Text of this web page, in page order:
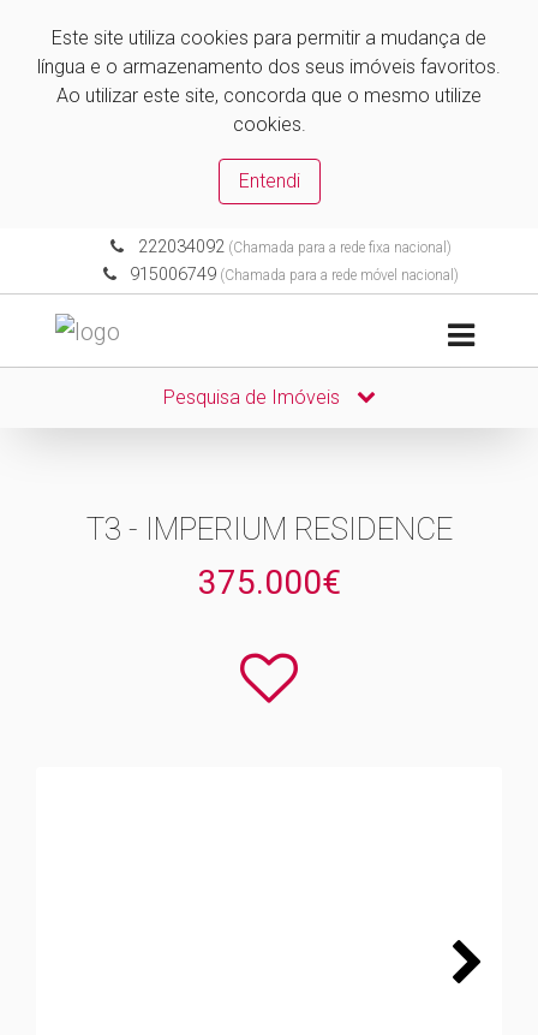
Este site utiliza cookies para permitir a mudança de
língua e o armazenamento dos seus imóveis favoritos.
Ao utilizar este site, concorda que o mesmo utilize
cookies.
Entendi
222034092(Chamada para a rede fixa nacional)
915006749 (Chamada para a rede móvel nacional)
Pesquisa de Imóveis
T3 - IMPERIUM RESIDENCE
375.000€